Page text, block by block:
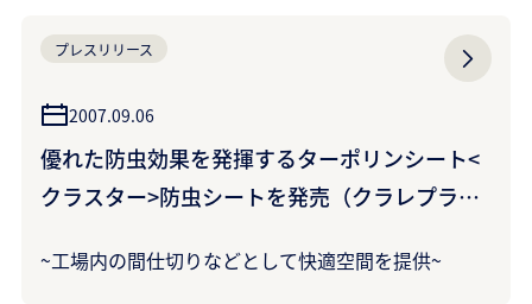
プレスリリース
2007.09.06
優れた防虫効果を発揮するターポリンシート<
クラスター>防虫シートを発売（クラレプラス
~工場内の間仕切りなどとして快適空間を提供~